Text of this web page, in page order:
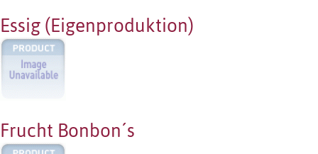
Essig (Eigenproduktion)
Frucht Bonbon´s